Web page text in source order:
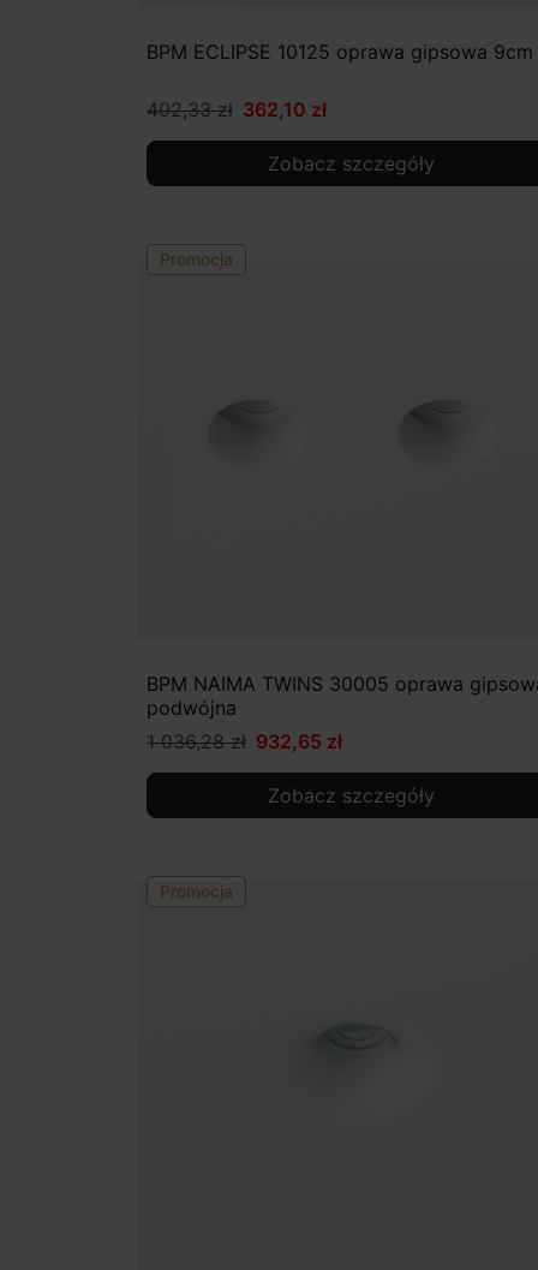
BPM ECLIPSE 10125 oprawa gipsowa 9cm
402,33 zł 362,10 zł
Zobacz szczegóły
Promocja
BPM NAIMA TWINS 30005 oprawa
podwójna
1 036,28 zł 932,65 zł
Zobacz szczegóły
Promocja